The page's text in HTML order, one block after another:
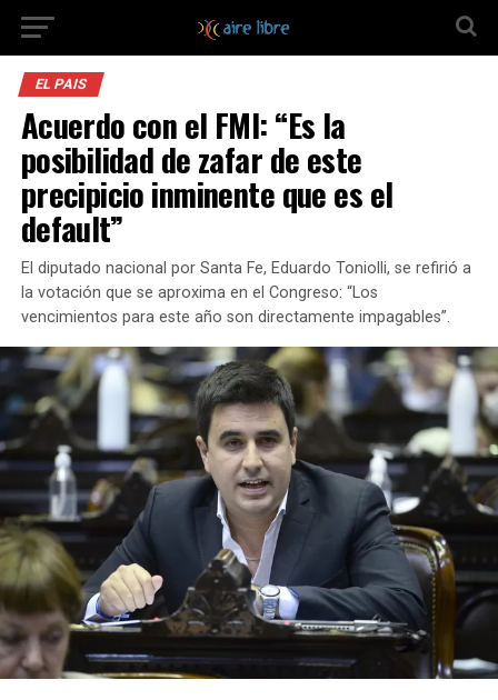
EL PAIS
Acuerdo con el FMI: “Es la
posibilidad de zafar de este
precipicio inminente que es el
default”
El diputado nacional por Santa Fe, Eduardo Toniolli, se refirió a
la votación que se aproxima en el Congreso: “Los
vencimientos para este año son directamente impagables”.